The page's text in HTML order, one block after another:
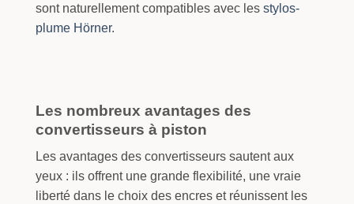
sont naturellement compatibles avec les stylos-
plume Hörner.
Les nombreux avantages des
convertisseurs à piston
Les avantages des convertisseurs sautent aux
yeux : ils offrent une grande flexibilité, une vraie
liberté dans le choix des encres et réunissent les